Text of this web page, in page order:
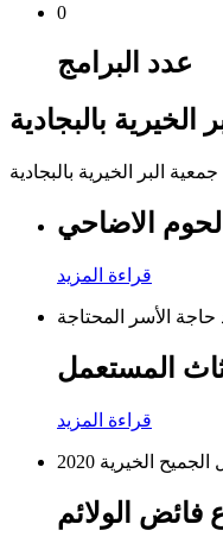
0
عدد البرامج
بالبجادية
البر الخيرية بالبجادية
الاضاحي
قراءة المزيد
الأسر المحتاجة
المستعمل
قراءة المزيد
الخيرية 2020
الولائم